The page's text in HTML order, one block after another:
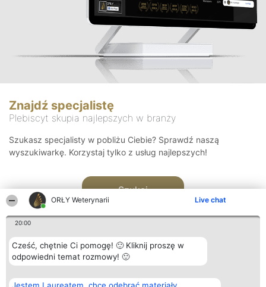
ORŁY Weterynarii Live chat
20:00
Cześć, chętnie Ci pomogę! 🙂 Kliknij proszę w
odpowiedni temat rozmowy! 🙂
Znajdź specjalistę
Plebiscyt skupia najlepszych w branży
Szukasz specjalisty w pobliżu Ciebie? Sprawdź naszą
wyszukiwarkę. Korzystaj tylko z usług najlepszych!
Szukaj
Organizator plebiscytu Plebiscyt Kontakt